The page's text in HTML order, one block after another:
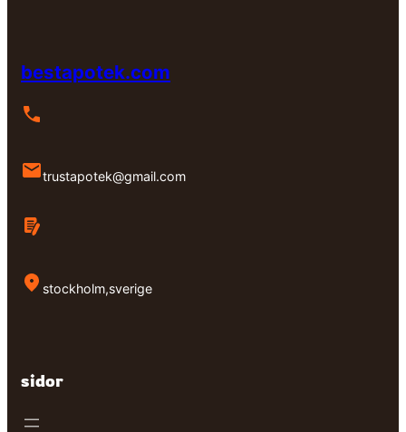
bestapotek.com
trustapotek@gmail.com
stockholm,sverige
sidor